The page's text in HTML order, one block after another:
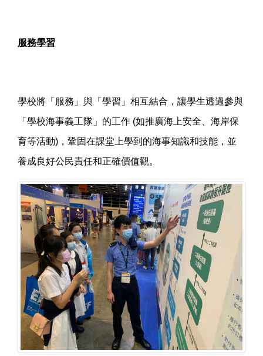
服務學習
學校將「服務」與「學習」相互結合，讓學生透過參與
「學校海事義工隊」的工作 (如推廣海上安全、海岸保
育等活動)，鞏固在課堂上學到的海事知識和技能，並
養成良好公民責任和正確價值觀。